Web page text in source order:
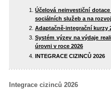
Účelová neinvestiční
sociálních služeb a na
Adaptačně-integrační kurzy
Systém výzev na výdaje
úrovni v roce 2026
INTEGRACE CIZINCŮ 2026
Integrace cizinců 2026